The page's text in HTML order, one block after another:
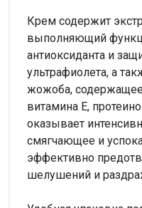
Крем содержит
выполняющий
антиоксиданта и
ультрафиолета, а
жожоба,
витамина Е,
оказывает
смягчающее и
эффективно
шелушений и